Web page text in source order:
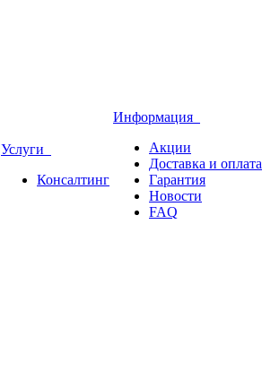
Услуги
Консалтинг
Информация
Акции
Доставка и оплата
Гарантия
Новости
FAQ